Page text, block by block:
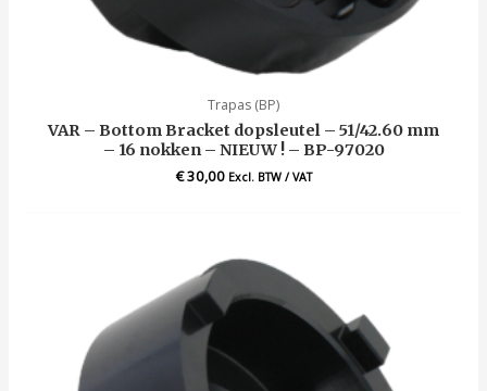
Trapas (BP)
VAR – Bottom Bracket dopsleutel – 51/42.60 mm
– 16 nokken – NIEUW ! – BP-97020
€30,00 Excl. BTW / VAT